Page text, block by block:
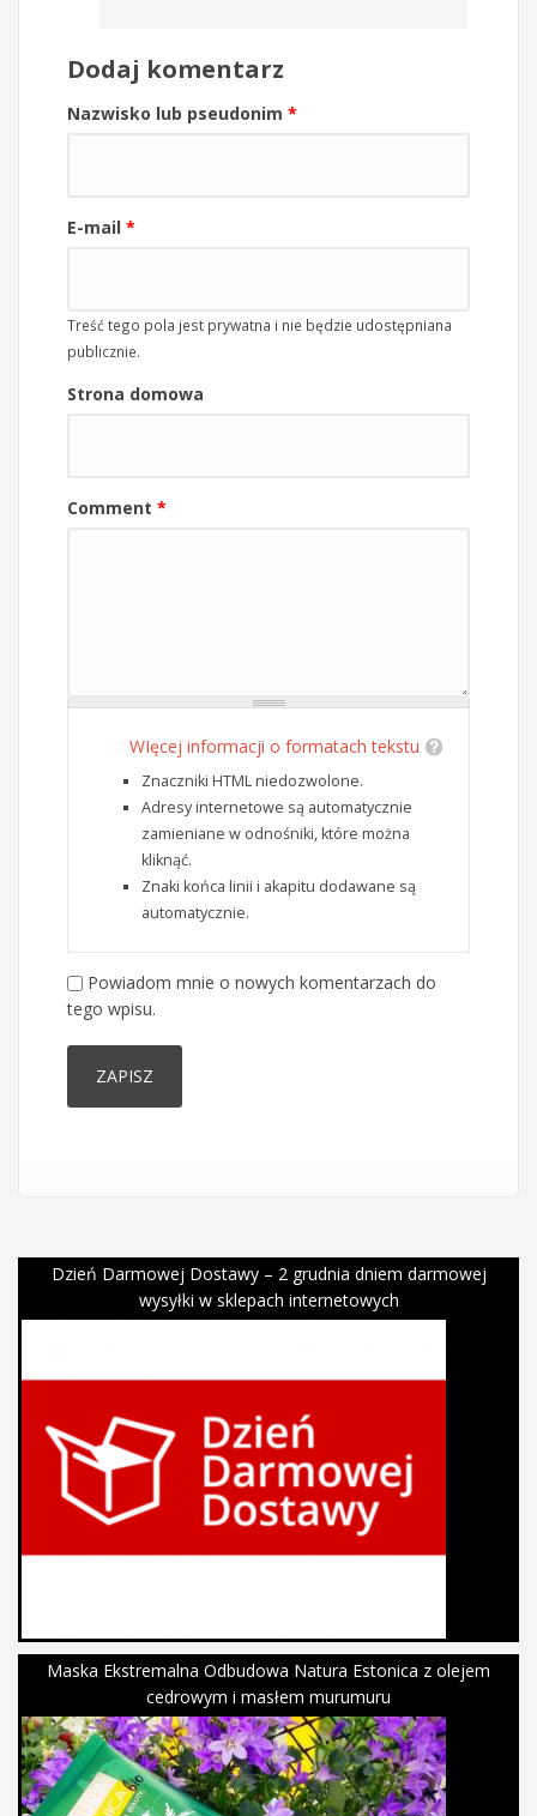
Dodaj komentarz
Nazwisko lub pseudonim *
E-mail *
Treść tego pola jest prywatna i nie będzie udostępniana
publicznie.
Strona domowa
Comment *
WIęcej informacji o formatach tekstu
Znaczniki HTML niedozwolone.
Adresy internetowe są automatycznie
zamieniane w odnośniki, które można
kliknąć.
Znaki końca linii i akapitu dodawane są
automatycznie.
Powiadom mnie o nowych komentarzach do
tego wpisu.
Dzień Darmowej Dostawy – 2 grudnia dniem darmowej
wysyłki w sklepach internetowych
Maska Ekstremalna Odbudowa Natura Estonica z olejem
cedrowym i masłem murumuru